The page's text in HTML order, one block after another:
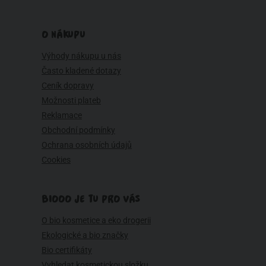
O NÁKUPU
Výhody nákupu u nás
Často kladené dotazy
Ceník dopravy
Možnosti plateb
Reklamace
Obchodní podmínky
Ochrana osobních údajů
Cookies
BIOOO JE TU PRO VÁS
O bio kosmetice a eko drogerii
Ekologické a bio značky
Bio certifikáty